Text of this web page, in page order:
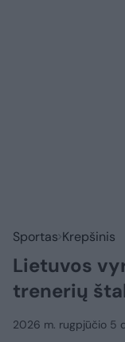
Sportas Krepšinis
Lietuvos
trenerių
2026 m. rugpjūčio 5